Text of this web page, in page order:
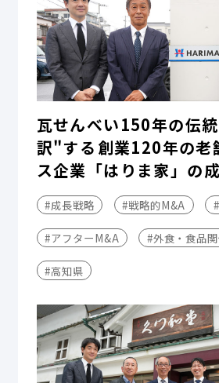
瓦せんべい150年の伝
訳"する――創業120年の
ス企業「はりま家」の
#成長戦略 #戦略的M&A
#アフターM&A #外食・食品
#高知県